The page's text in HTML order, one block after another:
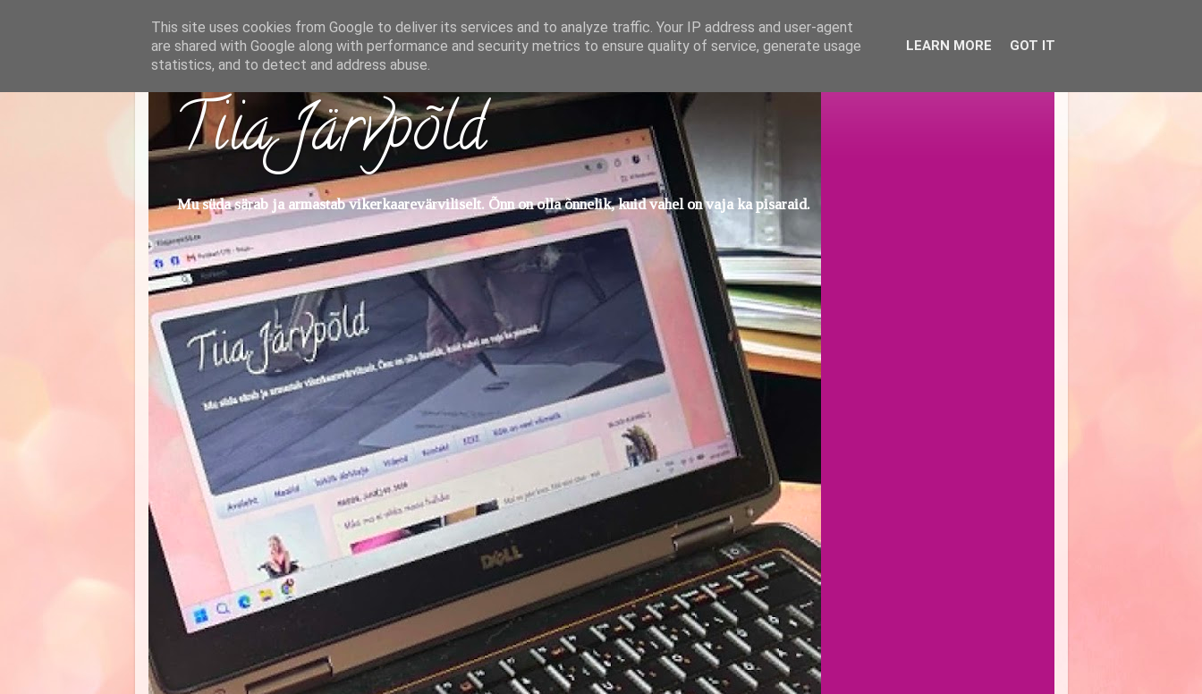
Tiia Järvpõld
Mu süda särab ja armastab vikerkaarevärviliselt. Õnn on olla õnnelik, kuid vahel on vaja ka pisaraid.
This site uses cookies from Google to deliver its services and to analyze traffic. Your IP address and user-agent
are shared with Google along with performance and security metrics to ensure quality of service, generate usage
statistics, and to detect and address abuse.
LEARN MORE GOT IT